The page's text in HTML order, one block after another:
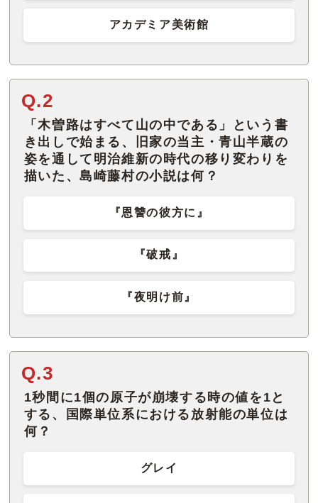
アカデミア美術館
Q.2
「木曽路はすべて山の中である」という書
き出しで始まる、旧家の当主・青山半蔵の
姿を通して明治維新の時代の移り変わりを
描いた、島崎藤村の小説は何？
『恩讐の彼方に』
『破戒』
『夜明け前』
Q.3
1秒間に1個の原子が崩壊する時の値を1と
する、国際単位系における放射能の単位は
何？
グレイ